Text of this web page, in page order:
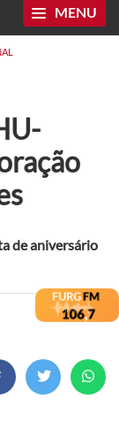
MENU
de aniversário